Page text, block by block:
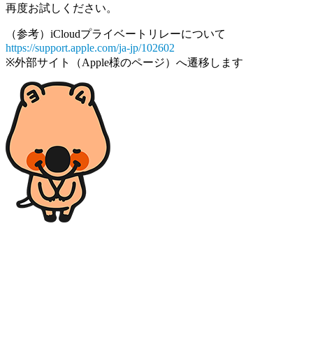
再度お試しください。
（参考）iCloudプライベートリレーについて
https://support.apple.com/ja-jp/102602
※外部サイト（Apple様のページ）へ遷移します